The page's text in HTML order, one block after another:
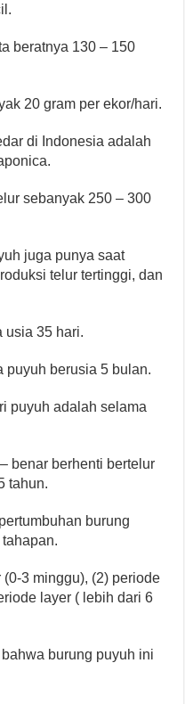
beratnya 130 – 150
20 gram per ekor/hari.
di Indonesia adalah
sebanyak 250 – 300
juga punya saat
telur tertinggi, dan
usia 35 hari.
puyuh berusia 5 bulan.
puyuh adalah selama
benar berhenti bertelur
tahun.
burung
3 minggu), (2) periode
layer ( lebih dari 6
burung puyuh ini